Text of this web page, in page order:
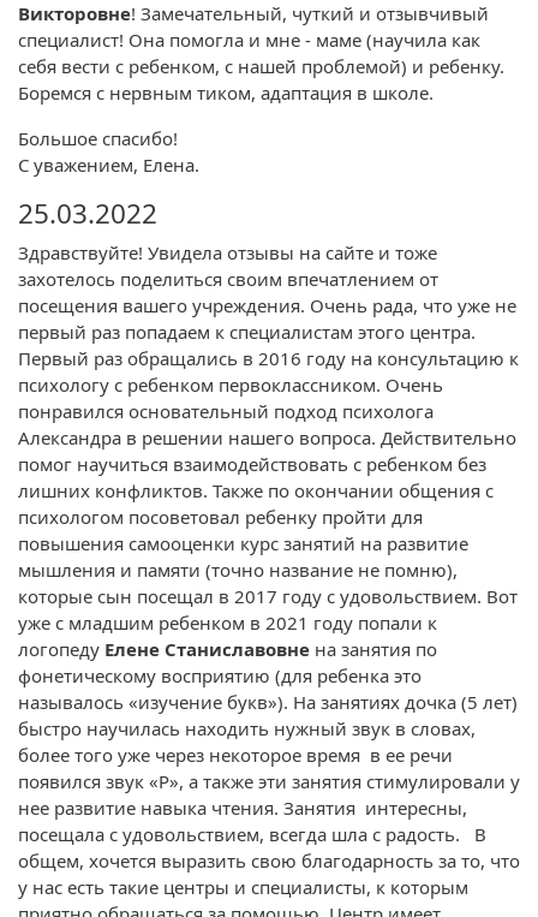
Викторовне! Замечательный, чуткий и отзывчивый
специалист! Она помогла и мне - маме (научила как
себя вести с ребенком, с нашей проблемой) и ребенку.
Боремся с нервным тиком, адаптация в школе.
Большое спасибо!
С уважением, Елена.
25.03.2022
Здравствуйте! Увидела отзывы на сайте и тоже
захотелось поделиться своим впечатлением от
посещения вашего учреждения. Очень рада, что уже не
первый раз попадаем к специалистам этого центра.
Первый раз обращались в 2016 году на консультацию к
психологу с ребенком первоклассником. Очень
понравился основательный подход психолога
Александра в решении нашего вопроса. Действительно
помог научиться взаимодействовать с ребенком без
лишних конфликтов. Также по окончании общения с
психологом посоветовал ребенку пройти для
повышения самооценки курс занятий на развитие
мышления и памяти (точно название не помню),
которые сын посещал в 2017 году с удовольствием. Вот
уже с младшим ребенком в 2021 году попали к
логопеду Елене Станиславовне на занятия по
фонетическому восприятию (для ребенка это
называлось «изучение букв»). На занятиях дочка (5 лет)
быстро научилась находить нужный звук в словах,
более того уже через некоторое время в ее речи
появился звук «Р», а также эти занятия стимулировали у
нее развитие навыка чтения. Занятия интересны,
посещала с удовольствием, всегда шла с радость. В
общем, хочется выразить свою благодарность за то, что
у нас есть такие центры и специалисты, к которым